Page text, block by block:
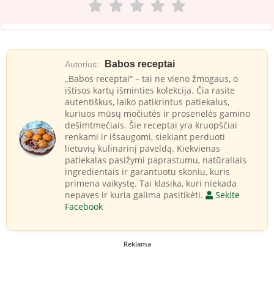
Autorius: Babos receptai
„Babos receptai“ – tai ne vieno žmogaus, o
ištisos kartų išminties kolekcija. Čia rasite
autentiškus, laiko patikrintus patiekalus,
kuriuos mūsų močiutės ir prosenelės gamino
dešimtmečiais. Šie receptai yra kruopščiai
renkami ir išsaugomi, siekiant perduoti
lietuvių kulinarinį paveldą. Kiekvienas
patiekalas pasižymi paprastumu, natūraliais
ingredientais ir garantuotu skoniu, kuris
primena vaikystę. Tai klasika, kuri niekada
nepaves ir kuria galima pasitikėti.
Sekite
Facebook
Reklama